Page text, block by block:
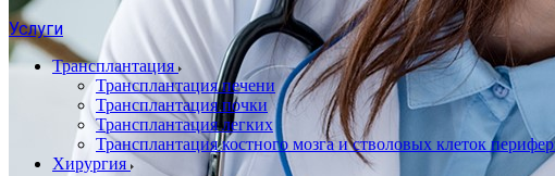
Услуги
Трансплантация
Трансплантация печени
Трансплантация почки
Трансплантация легких
Трансплантация костного мозга и стволовых клеток
Хирургия